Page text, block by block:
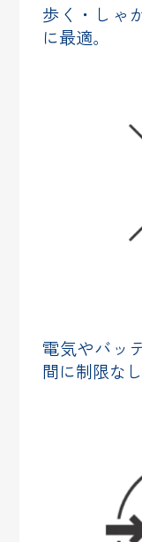
歩く・しゃ
に最適。
電気やバッ
間に制限なし